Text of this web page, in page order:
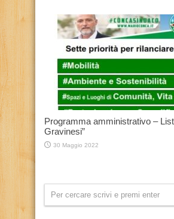
Programma amministrativo –
Gravinesi”
30 Maggio 2022